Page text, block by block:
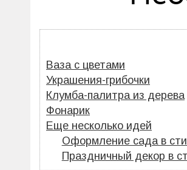
Ваза с цветами
Украшения-грибочки
Клумба-палитра из дерева
Фонарик
Еще несколько идей
Оформление сада в
Праздничный декор в